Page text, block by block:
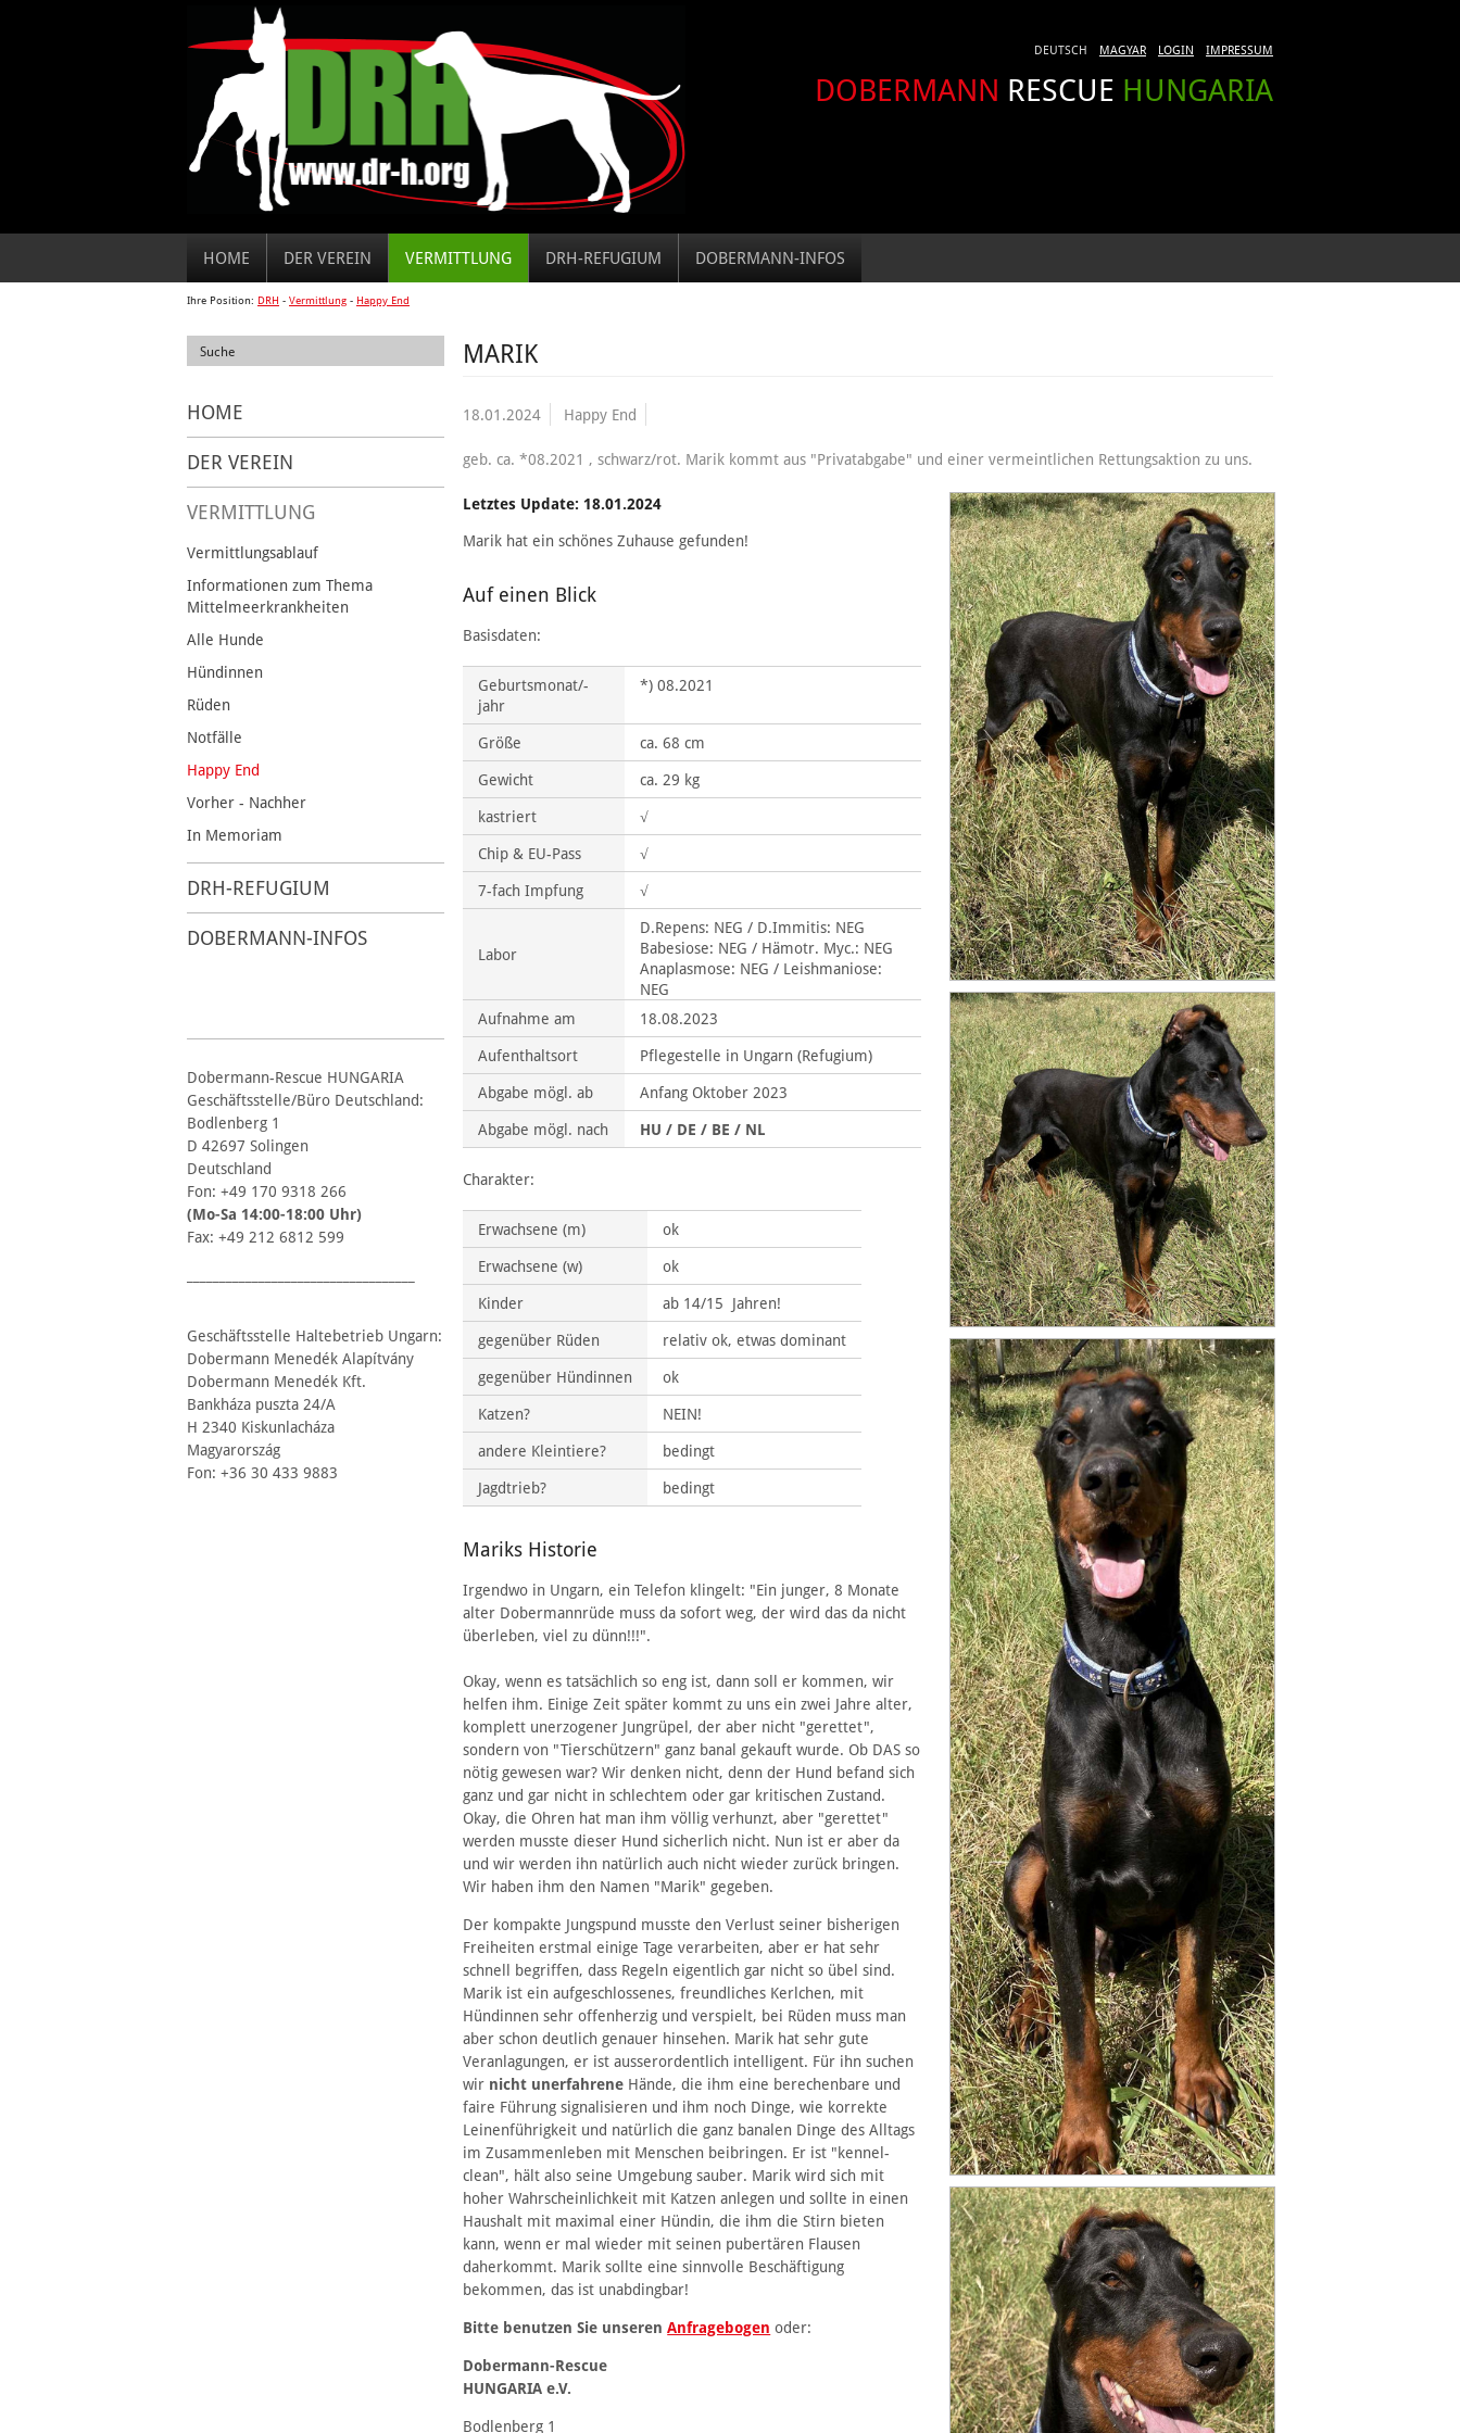
LOGIN IMPRESSUM
DEUTSCH MAGYAR
DOBERMANN RESCUE HUNGARIA
HOME DER VEREIN VERMITTLUNG DRH-REFUGIUM DOBERMANN-INFOS
Ihre Position: DRH - Vermittlung - Happy End
HOME
DER VEREIN
VERMITTLUNG
Vermittlungsablauf
Informationen zum Thema
Mittelmeerkrankheiten
Alle Hunde
Hündinnen
Rüden
Notfälle
Happy End
Vorher - Nachher
In Memoriam
DRH-REFUGIUM
DOBERMANN-INFOS
Dobermann-Rescue HUNGARIA
Geschäftsstelle/Büro Deutschland:
Bodlenberg 1
D 42697 Solingen
Deutschland
Fon: +49 170 9318 266
(Mo-Sa 14:00-18:00 Uhr)
Fax: +49 212 6812 599
Geschäftsstelle Haltebetrieb Ungarn:
Dobermann Menedék Alapítvány
Dobermann Menedék Kft.
Bankháza puszta 24/A
H 2340 Kiskunlacháza
Magyarország
Fon: +36 30 433 9883
MARIK
18.01.2024 Happy End
geb. ca. *08.2021 , schwarz/rot. Marik kommt aus "Privatabgabe" und einer vermeintlichen Rettungsaktion zu uns.
Letztes Update: 18.01.2024
Marik hat ein schönes Zuhause gefunden!
Auf einen Blick
Basisdaten:
Geburtsmonat/-
jahr
*) 08.2021
Größe
ca. 68 cm
Gewicht
ca. 29 kg
kastriert
√
Chip & EU-Pass
√
7-fach Impfung
√
Labor
D.Repens: NEG / D.Immitis: NEG
Babesiose: NEG / Hämotr. Myc.: NEG
Anaplasmose: NEG / Leishmaniose:
NEG
Aufnahme am
18.08.2023
Aufenthaltsort
Pflegestelle in Ungarn (Refugium)
Abgabe mögl. ab
Anfang Oktober 2023
Abgabe mögl. nach
HU / DE / BE / NL
Charakter:
Erwachsene (m)
ok
Erwachsene (w)
ok
Kinder
ab 14/15 Jahren!
gegenüber Rüden
relativ ok, etwas dominant
gegenüber Hündinnen
ok
Katzen?
NEIN!
andere Kleintiere?
bedingt
Jagdtrieb?
bedingt
Mariks Historie
Irgendwo in Ungarn, ein Telefon klingelt: "Ein junger, 8 Monate
alter Dobermannrüde muss da sofort weg, der wird das da nicht
überleben, viel zu dünn!!!".
Okay, wenn es tatsächlich so eng ist, dann soll er kommen, wir
helfen ihm. Einige Zeit später kommt zu uns ein zwei Jahre alter,
komplett unerzogener Jungrüpel, der aber nicht "gerettet",
sondern von "Tierschützern" ganz banal gekauft wurde. Ob DAS so
nötig gewesen war? Wir denken nicht, denn der Hund befand sich
ganz und gar nicht in schlechtem oder gar kritischen Zustand.
Okay, die Ohren hat man ihm völlig verhunzt, aber "gerettet"
werden musste dieser Hund sicherlich nicht. Nun ist er aber da
und wir werden ihn natürlich auch nicht wieder zurück bringen.
Wir haben ihm den Namen "Marik" gegeben.
Der kompakte Jungspund musste den Verlust seiner bisherigen
Freiheiten erstmal einige Tage verarbeiten, aber er hat sehr
schnell begriffen, dass Regeln eigentlich gar nicht so übel sind.
Marik ist ein aufgeschlossenes, freundliches Kerlchen, mit
Hündinnen sehr offenherzig und verspielt, bei Rüden muss man
aber schon deutlich genauer hinsehen. Marik hat sehr gute
Veranlagungen, er ist ausserordentlich intelligent. Für ihn suchen
wir nicht unerfahrene Hände, die ihm eine berechenbare und
faire Führung signalisieren und ihm noch Dinge, wie korrekte
Leinenführigkeit und natürlich die ganz banalen Dinge des Alltags
im Zusammenleben mit Menschen beibringen. Er ist "kennel-
clean", hält also seine Umgebung sauber. Marik wird sich mit
hoher Wahrscheinlichkeit mit Katzen anlegen und sollte in einen
Haushalt mit maximal einer Hündin, die ihm die Stirn bieten
kann, wenn er mal wieder mit seinen pubertären Flausen
daherkommt. Marik sollte eine sinnvolle Beschäftigung
bekommen, das ist unabdingbar!
Bitte benutzen Sie unserenAnfragebogen oder:
Dobermann-Rescue
HUNGARIA e.V.
Bodlenberg 1